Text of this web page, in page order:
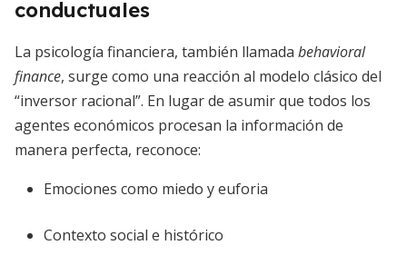
conductuales
La psicología financiera, también llamada behavioral
finance, surge como una reacción al modelo clásico del
“inversor racional”. En lugar de asumir que todos los
agentes económicos procesan la información de
manera perfecta, reconoce:
Emociones como miedo y euforia
Contexto social e histórico